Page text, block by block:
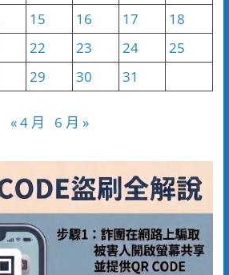
15 16 17
18
22 23 24
25
29 30 31
« 4 月 6 月 »